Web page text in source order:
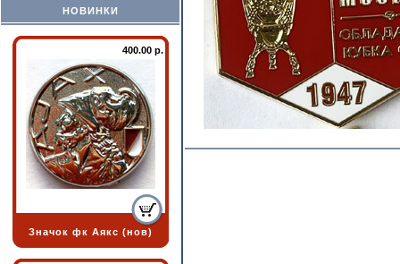
НОВИНКИ
400.00 р.
Значок фк Аякс (нов)